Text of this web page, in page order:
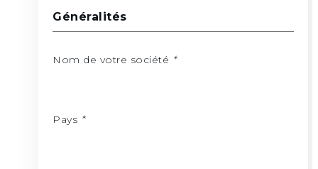
Généralités
Nom de votre société *
Pays *